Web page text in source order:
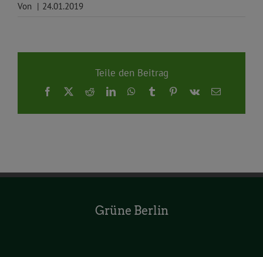
Von | 24.01.2019
Teile den Beitrag
Facebook
X RedditLinkedInWhatsApp
TumblrPinterest
Vk
E-
Grüne Berlin